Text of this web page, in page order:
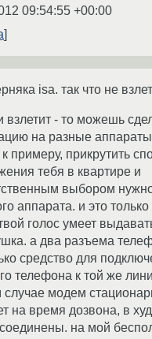
09:54:55 +00:00
isa. так что не
взлетит - то можешь
на разные
примеру, прикрутить
тебя в квартире и
выбором
аппарата. и это только
голос умеет
а два разъема
средство для
телефона к той же
модем
на время дозвона, в
на мой